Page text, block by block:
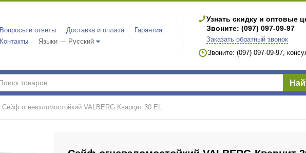
Вопросы и ответы Доставка и оплата
Гарантия
Контакты
Языки — Русский
Узнать скидку и оптовые
Звоните: (097) 097-09-97
Заказать обратный звонок
Звоните: (097) 097-09-97,
Сейф огневзломостойкий VALBERG Кварцит 30 EL